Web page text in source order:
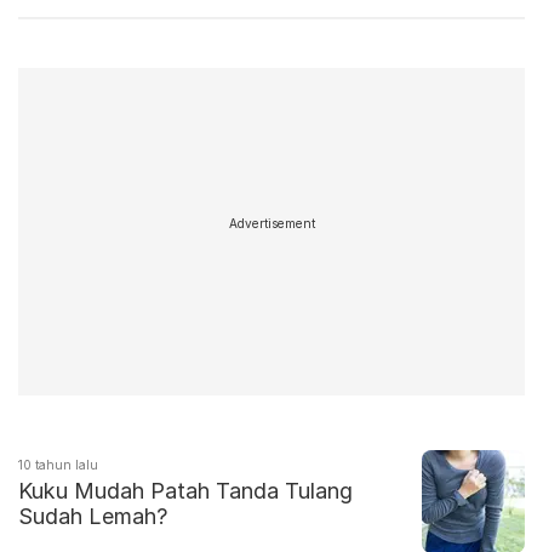
Advertisement
10 tahun lalu
Kuku Mudah Patah Tanda Tulang
Sudah Lemah?